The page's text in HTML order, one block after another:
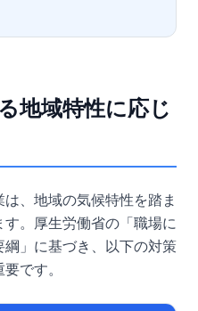
地域特性に応じ
、地域の気候特性を踏ま
。厚生労働省の「職場に
」に基づき、以下の対策
です。